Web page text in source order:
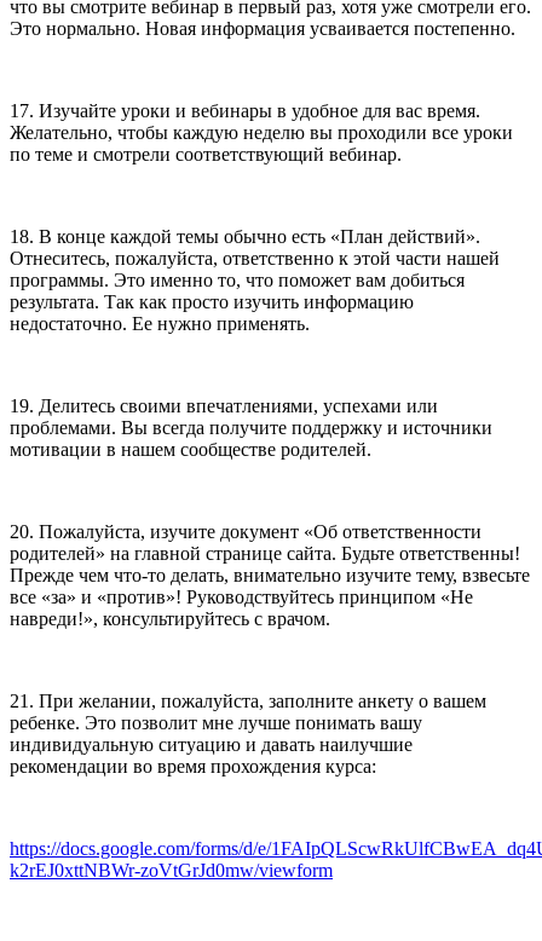
что вы смотрите вебинар в первый раз, хотя уже смотрели его.
Это нормально. Новая информация усваивается постепенно.
17. Изучайте уроки и вебинары в удобное для вас время.
Желательно, чтобы каждую неделю вы проходили все уроки
по теме и смотрели соответствующий вебинар.
18. В конце каждой темы обычно есть «План действий».
Отнеситесь, пожалуйста, ответственно к этой части нашей
программы. Это именно то, что поможет вам добиться
результата. Так как просто изучить информацию
недостаточно. Ее нужно применять.
19. Делитесь своими впечатлениями, успехами или
проблемами. Вы всегда получите поддержку и источники
мотивации в нашем сообществе родителей.
20. Пожалуйста, изучите документ «Об ответственности
родителей» на главной странице сайта. Будьте ответственны!
Прежде чем что-то делать, внимательно изучите тему, взвесьте
все «за» и «против»! Руководствуйтесь принципом «Не
навреди!», консультируйтесь с врачом.
21. При желании, пожалуйста, заполните анкету о вашем
ребенке. Это позволит мне лучше понимать вашу
индивидуальную ситуацию и давать наилучшие
рекомендации во время прохождения курса:
https://docs.google.com/forms/d/e/
k2rEJ0xttNBWr-zoVtGrJd0mw/viewform